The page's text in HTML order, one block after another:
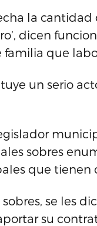
la
dicen
familia que
un serio
sobres
que tienen
se les
su